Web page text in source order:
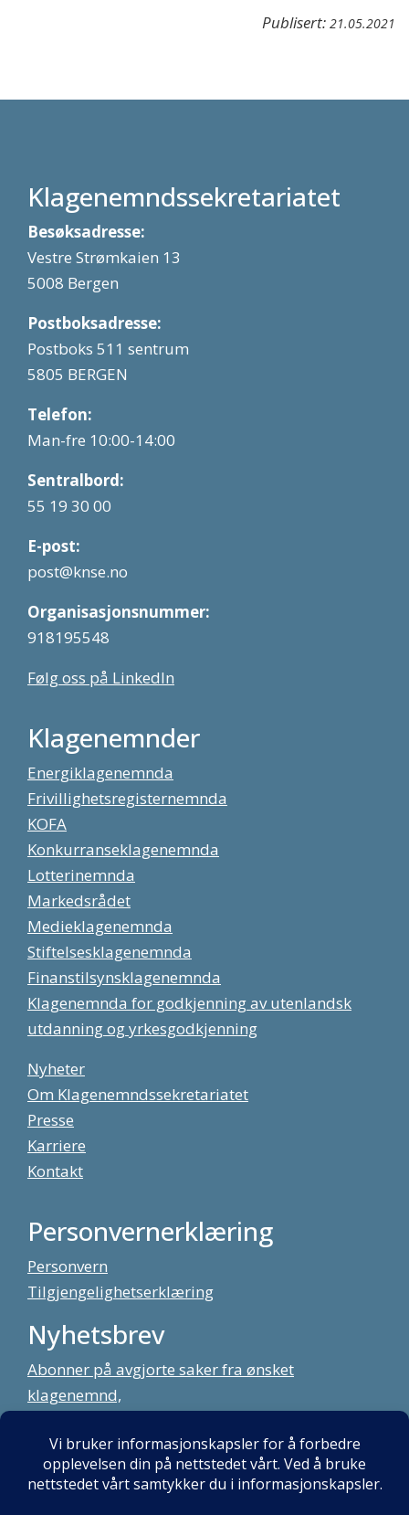
Publisert: 21.05.2021
Klagenemndssekretariatet
Besøksadresse:
Vestre Strømkaien 13
5008 Bergen
Postboksadresse:
Postboks 511 sentrum
5805 BERGEN
Telefon:
Man-fre 10:00-14:00
Sentralbord:
55 19 30 00
E-post:
post@knse.no
Organisasjonsnummer:
918195548
Følg oss på LinkedIn
Klagenemnder
Energiklagenemnda
Frivillighetsregisternemnda
KOFA
Konkurranseklagenemnda
Lotterinemnda
Markedsrådet
Medieklagenemnda
Stiftelsesklagenemnda
Finanstilsynsklagenemnda
Klagenemnda for godkjenning av utenlandsk
utdanning og yrkesgodkjenning
Nyheter
Om Klagenemndssekretariatet
Presse
Karriere
Kontakt
Personvernerklæring
Personvern
Tilgjengelighetserklæring
Nyhetsbrev
Abonner på avgjorte saker fra ønsket
klagenemnd,